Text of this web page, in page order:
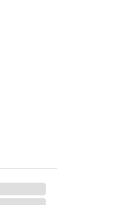
ます。